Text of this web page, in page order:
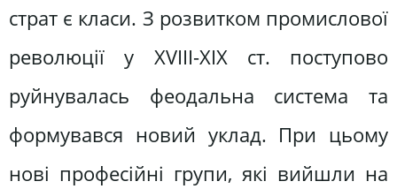
страт є класи. З розвитком промислової
революції у XVIII-XIX ст. поступово
руйнувалась феодальна система та
формувався новий уклад. При цьому
нові професійні групи, які вийшли на